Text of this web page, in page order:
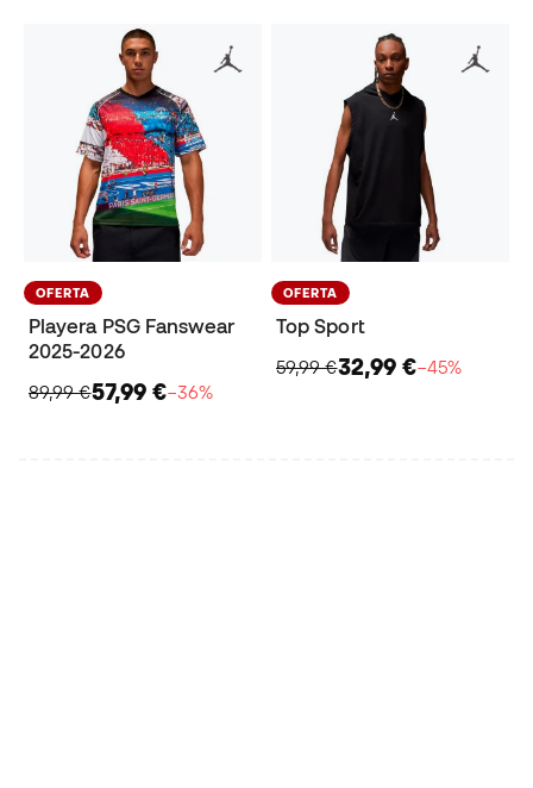
OFERTA
Playera PSG Fanswear
2025-2026
89,99 €57,99 €−36%
OFERTA
Top Sport
59,99 €32,99 €−45%